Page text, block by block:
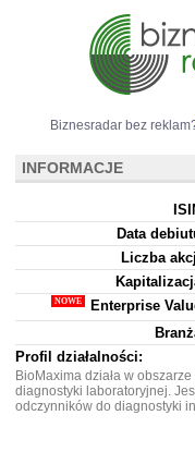
Biznesradar bez
INFORMACJE
Data
Liczba
Enterprise
Profil działalności:
BioMaxima działa w
diagnostyki laboratoryjnej.
odczynników do diagnostyki